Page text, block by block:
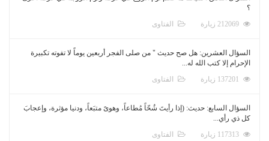
؟
الفتاوى
السؤال العشرين: هل صح حديث " من صلى الفجر أربعين يوماً لا تفوته تكبيرة
الإحرام إلا كتب الله له...
الفتاوى
السؤال السابع: حديث: (إذا رأيتَ شُحّاً مُطاعاً، وهوىً متبَعاً، ودنيا مؤثرة، وإعجابَ
كل ذي رأي...
الفتاوى